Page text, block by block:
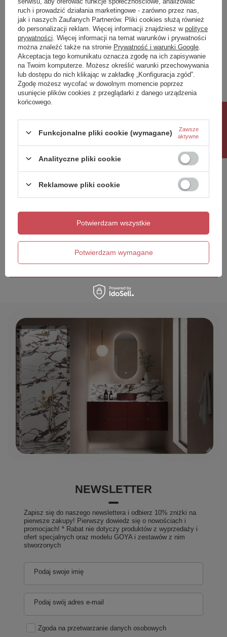
Napisz swoją opinię
Twoja ocena:
5/5
Treść twojej opinii
Dodaj własne zdjęcie produktu:
Wyślij opinię
NEWSLETTER
Zapisz się do naszego newslettera i odbierz 10% zniżki na
pierwsze zakupy! Pierwszy dowiedz się o nowościach i
promocjach! * Rabat nie dotyczy produktów z wyprzedaży i
ofert specjalnych oraz modelu GOYA i zestawów z nim
stworzonych
Podaj swoje imię
Podaj swój adres e-mail
Zgoda na przetwarzanie danych osobowych
ruch i prowadzić działania marketingowe - zarówno przez nas,
jak i naszych Zaufanych Partnerów. Pliki cookies służą również
do personalizacji reklam. Więcej informacji znajdziesz w polityce
prywatności . Więcej informacji na temat warunków i prywatności
można znaleźć także na stronie Prywatność i warunki Google
Akceptacja tego komunikatu oznacza zgodę na ich zapisywanie
na Twoim komputerze. Możesz określić warunki przechowywania
lub dostępu do nich klikając w zakładkę „Konfiguracja zgód”.
Zgodę możesz wycofać w dowolnym momencie poprzez
usunięcie plików cookies z przeglądarki z danego urządzenia
końcowego.
Funkcjonalne pliki cookie (wymagane) Zawsze
aktywne
Analityczne pliki cookie
Reklamowe pliki cookie
Potwierdzam wymagane
Potwierdzam wszystkie